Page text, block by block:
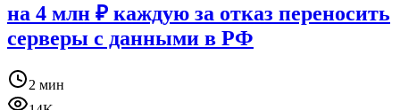
на 4 млн ₽ каждую за отказ переносить
серверы с данными в РФ
2 мин